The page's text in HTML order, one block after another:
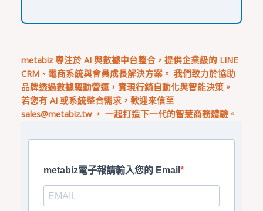
metabiz 專注於 AI 與數據中台整合，提供企業級的 LINE
CRM、電商系統與會員成長解決方案。 我們致力於協助
品牌透過數據驅動營運，實現行銷自動化與智能決策。
若您有 AI 或系統整合需求，歡迎來信至
sales@metabiz.tw， 一起打造下一代的智慧商務體驗。
metabiz電子報請輸入您的 Email